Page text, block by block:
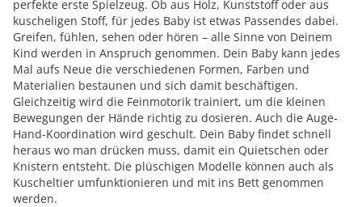
perfekte erste Spielzeug. Ob aus Holz, Kunststoff oder aus
kuscheligen Stoff, für jedes Baby ist etwas Passendes dabei.
Greifen, fühlen, sehen oder hören – alle Sinne von Deinem
Kind werden in Anspruch genommen. Dein Baby kann jedes
Mal aufs Neue die verschiedenen Formen, Farben und
Materialien bestaunen und sich damit beschäftigen.
Gleichzeitig wird die Feinmotorik trainiert, um die kleinen
Bewegungen der Hände richtig zu dosieren. Auch die Auge-
Hand-Koordination wird geschult. Dein Baby findet schnell
heraus wo man drücken muss, damit ein Quietschen oder
Knistern entsteht. Die plüschigen Modelle können auch als
Kuscheltier umfunktionieren und mit ins Bett genommen
werden.